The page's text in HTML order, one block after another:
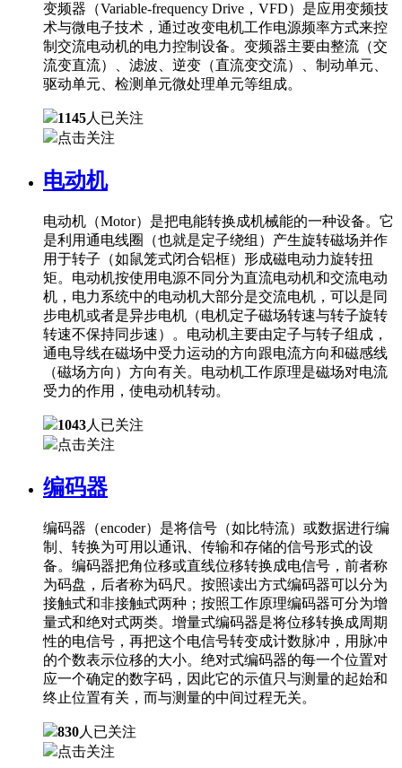
变频器（Variable-frequency Drive，VFD）是应用变频技
术与微电子技术，通过改变电机工作电源频率方式来控
制交流电动机的电力控制设备。变频器主要由整流（交
流变直流）、滤波、逆变（直流变交流）、制动单元、
驱动单元、检测单元微处理单元等组成。
1145人已关注
点击关注
电动机
电动机（Motor）是把电能转换成机械能的一种设备。它
是利用通电线圈（也就是定子绕组）产生旋转磁场并作
用于转子（如鼠笼式闭合铝框）形成磁电动力旋转扭
矩。电动机按使用电源不同分为直流电动机和交流电动
机，电力系统中的电动机大部分是交流电机，可以是同
步电机或者是异步电机（电机定子磁场转速与转子旋转
转速不保持同步速）。电动机主要由定子与转子组成，
通电导线在磁场中受力运动的方向跟电流方向和磁感线
（磁场方向）方向有关。电动机工作原理是磁场对电流
受力的作用，使电动机转动。
1043人已关注
点击关注
编码器
编码器（encoder）是将信号（如比特流）或数据进行编
制、转换为可用以通讯、传输和存储的信号形式的设
备。编码器把角位移或直线位移转换成电信号，前者称
为码盘，后者称为码尺。按照读出方式编码器可以分为
接触式和非接触式两种；按照工作原理编码器可分为增
量式和绝对式两类。增量式编码器是将位移转换成周期
性的电信号，再把这个电信号转变成计数脉冲，用脉冲
的个数表示位移的大小。绝对式编码器的每一个位置对
应一个确定的数字码，因此它的示值只与测量的起始和
终止位置有关，而与测量的中间过程无关。
830人已关注
点击关注